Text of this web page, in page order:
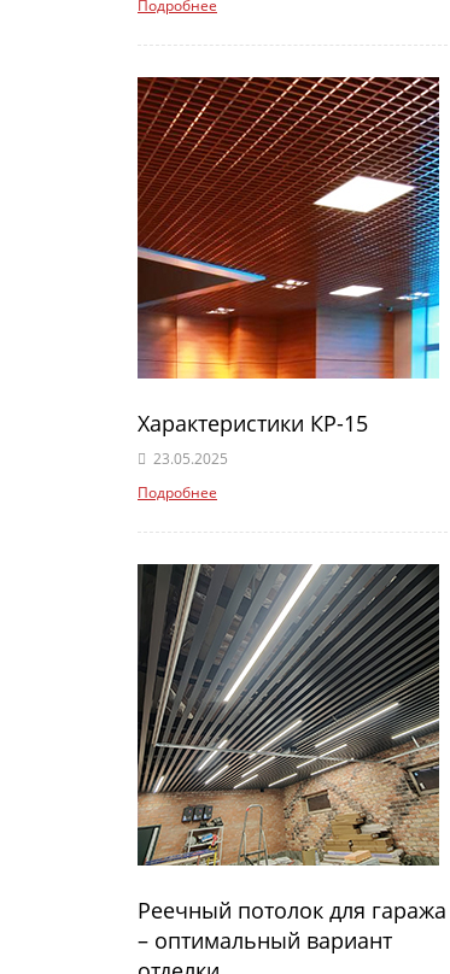
Подробнее
Характеристики КР-15
23.05.2025
Подробнее
Реечный потолок для гаража
– оптимальный вариант